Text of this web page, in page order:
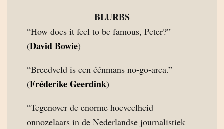
BLURBS
“How does it feel to be famous, Peter?”
(David Bowie)
“Breedveld is een éénmans no-go-area.”
(Fréderike Geerdink)
“Tegenover de enorme hoeveelheid
onnozelaars in de Nederlandse journalistiek